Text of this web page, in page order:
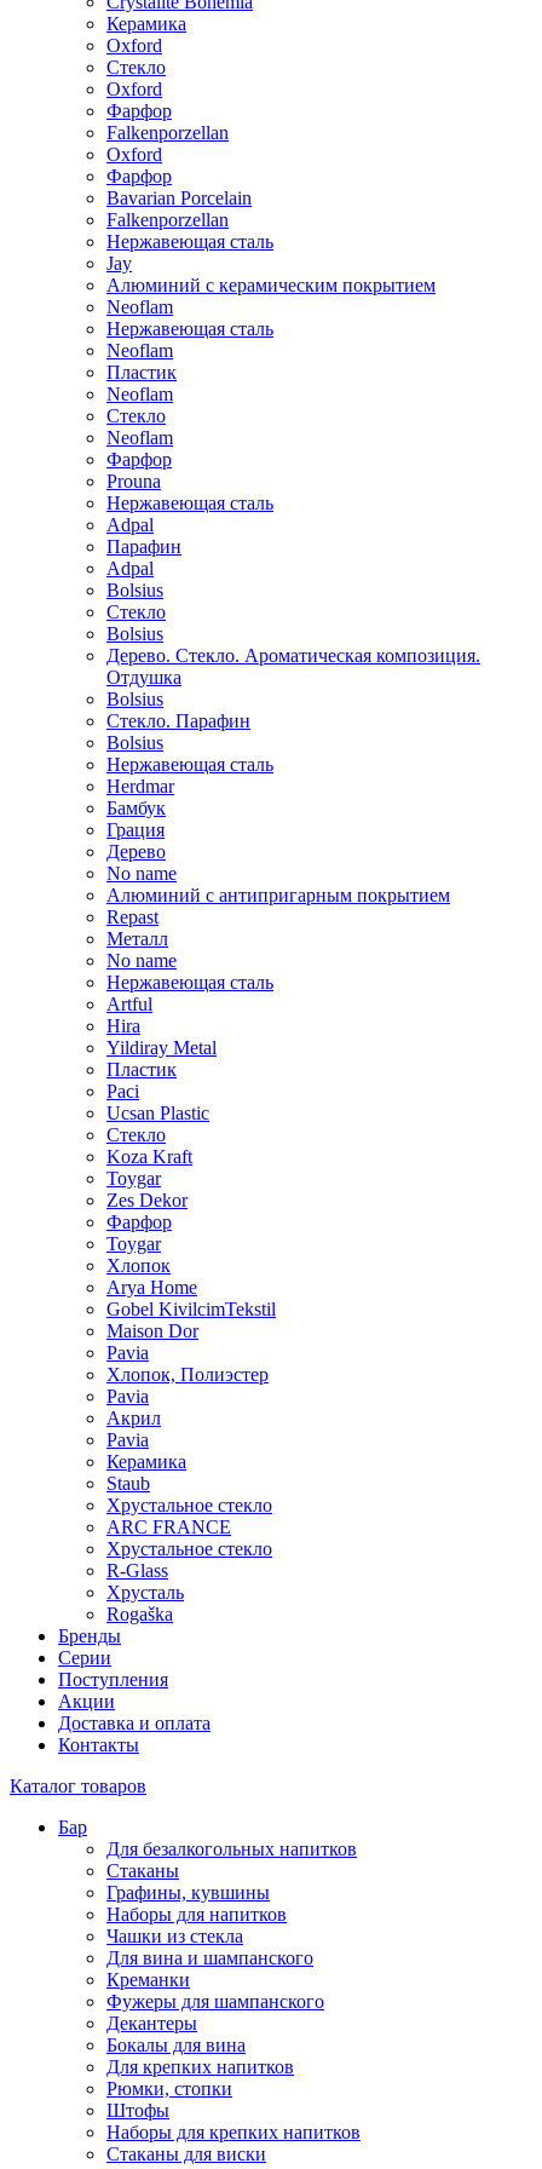
Керамика
Oxford
Стекло
Oxford
Фарфор
Falkenporzellan
Oxford
Фарфор
Bavarian Porcelain
Falkenporzellan
Нержавеющая сталь
Jay
Алюминий с керамическим покрытием
Neoflam
Нержавеющая сталь
Neoflam
Пластик
Neoflam
Стекло
Neoflam
Фарфор
Prouna
Нержавеющая сталь
Adpal
Парафин
Adpal
Bolsius
Стекло
Bolsius
Дерево. Стекло. Ароматическая композиция.
Отдушка
Bolsius
Стекло. Парафин
Bolsius
Нержавеющая сталь
Herdmar
Бамбук
Грация
Дерево
No name
Алюминий с антипригарным покрытием
Repast
Металл
No name
Нержавеющая сталь
Artful
Hira
Yildiray Metal
Пластик
Paci
Ucsan Plastic
Стекло
Koza Kraft
Toygar
Zes Dekor
Фарфор
Toygar
Хлопок
Arya Home
Gobel KivilcimTekstil
Maison Dor
Pavia
Хлопок, Полиэстер
Pavia
Акрил
Pavia
Керамика
Staub
Хрустальное стекло
ARC FRANCE
Хрустальное стекло
R-Glass
Хрусталь
Rogaška
Бренды
Серии
Поступления
Акции
Доставка и оплата
Контакты
Каталог товаров
Бар
Для безалкогольных напитков
Стаканы
Графины, кувшины
Наборы для напитков
Чашки из стекла
Для вина и шампанского
Креманки
Фужеры для шампанского
Декантеры
Бокалы для вина
Для крепких напитков
Рюмки, стопки
Штофы
Наборы для крепких напитков
Стаканы для виски